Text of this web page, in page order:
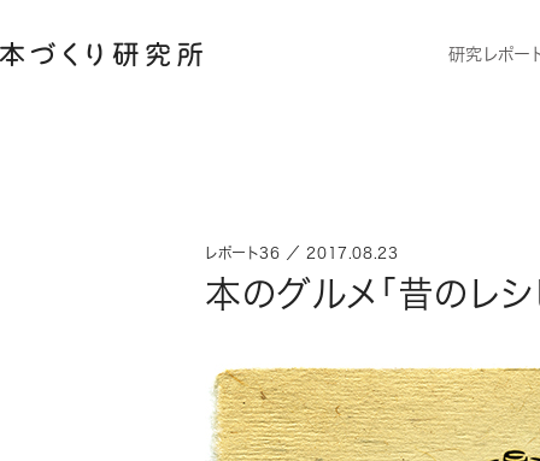
研究レポー
レポート36 ／ 2017.08.23
本のグルメ「昔のレシ